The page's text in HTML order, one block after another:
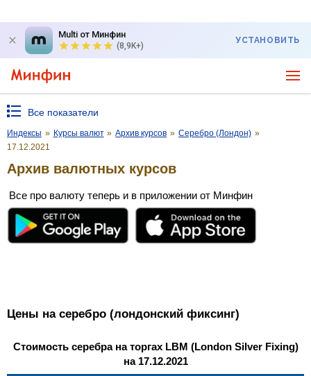
Multi от Минфин
(8,9K+)
УСТАНОВИТЬ
Все показатели
Индексы » Курсы валют » Архив курсов » Серебро (Лондон) »
17.12.2021
Архив валютных курсов
Все про валюту теперь и в приложении от Минфин
Цены на серебро (лондонский фиксинг)
Стоимость серебра на торгах LBM (London Silver Fixing)
на 17.12.2021